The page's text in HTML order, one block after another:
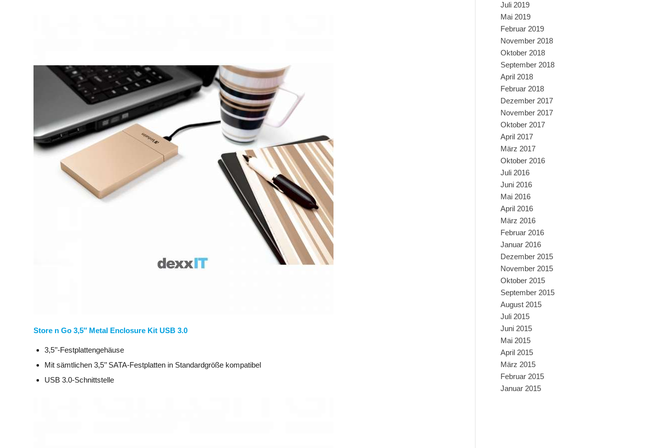
Store n Go 3,5″ Metal Enclosure Kit USB 3.0
3,5’’-Festplattengehäuse
Mit sämtlichen 3,5’’ SATA-Festplatten in Standardgröße kompatibel
USB 3.0-Schnittstelle
Juli 2019
Mai 2019
Februar 2019
November 2018
Oktober 2018
September 2018
April 2018
Februar 2018
Dezember 2017
November 2017
Oktober 2017
April 2017
März 2017
Oktober 2016
Juli 2016
Juni 2016
Mai 2016
April 2016
März 2016
Februar 2016
Januar 2016
Dezember 2015
November 2015
Oktober 2015
September 2015
August 2015
Juli 2015
Juni 2015
Mai 2015
April 2015
März 2015
Februar 2015
Januar 2015